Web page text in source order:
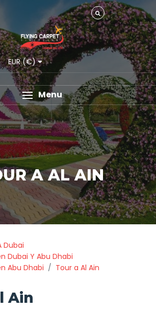
EUR (€)
Menu
A AL AIN
Dubai
Dubai Y Abu Dhabi
Abu Dhabi
Tour a Al Ain
Ain